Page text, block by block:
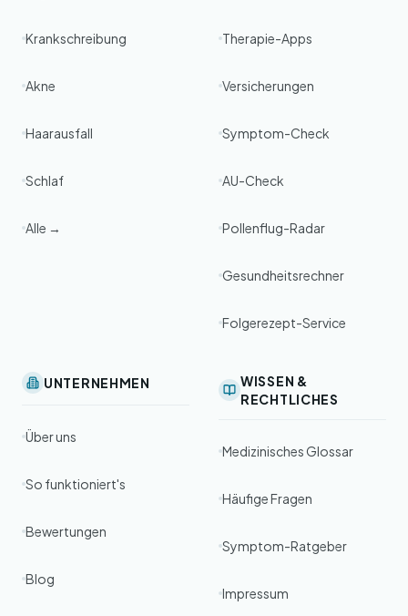
Krankschreibung
Akne
Haarausfall
Schlaf
Alle →
Therapie-Apps
Versicherungen
Symptom-Check
AU-Check
Pollenflug-Radar
Gesundheitsrechner
Folgerezept-Service
UNTERNEHMEN
Über uns
So funktioniert's
Bewertungen
Blog
WISSEN &
RECHTLICHES
Medizinisches Glossar
Häufige Fragen
Symptom-Ratgeber
Impressum